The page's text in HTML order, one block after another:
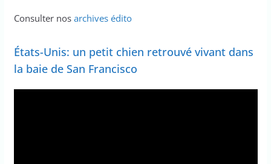
Consulter nos archives édito
États-Unis: un petit chien retrouvé vivant dans
la baie de San Francisco